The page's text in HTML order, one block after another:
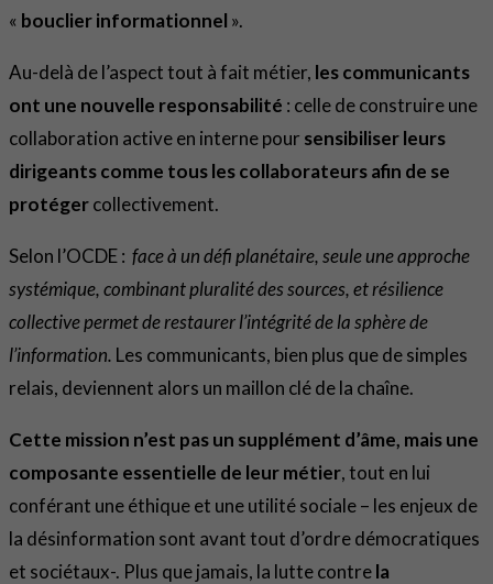
« bouclier informationnel ».
Au-delà de l’aspect tout à fait métier, les communicants
ont une nouvelle responsabilité : celle de construire une
collaboration active en interne pour sensibiliser leurs
dirigeants comme tous les collaborateurs afin de se
protégercollectivement.
Selon l’OCDE : face à un défi planétaire, seule une approche
systémique, combinant pluralité des sources, et résilience
collective permet de restaurer l’intégrité de la sphère de
l’information. Les communicants, bien plus que de simples
relais, deviennent alors un maillon clé de la chaîne.
Cette mission n’est pas un supplément d’âme, mais une
composante essentielle de leur métier, tout en lui
conférant une éthique et une utilité sociale – les enjeux de
la désinformation sont avant tout d’ordre démocratiques
et sociétaux-. Plus que jamais, la lutte contrela